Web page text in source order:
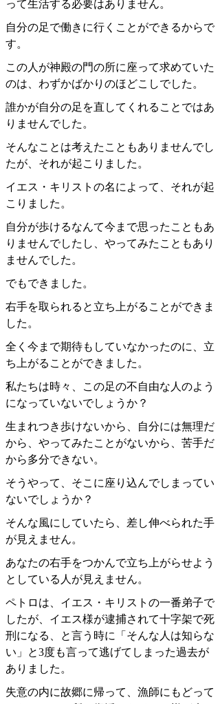
って生活する必要はありません。
自分の足で働きに行くことができるからで
す。
この人が神殿の門の所に座って求めていた
のは、わずかばかりのほどこしでした。
誰かが自分の足を直してくれることではあ
りませんでした。
そんなことは考えたこともありませんでし
たが、それが起こりました。
イエス・キリストの名によって、それが起
こりました。
自分が歩けるなんて今まで思ったこともあ
りませんでしたし、やってみたこともあり
ませんでした。
でもできました。
右手を取られると立ち上がることができま
した。
全く今まで期待もしていなかったのに、立
ち上がることができました。
私たちは時々、この足の不自由な人のよう
になっていないでしょうか？
生まれつき歩けないから、自分には無理だ
から、やってみたことがないから、苦手だ
から多分できない。
そうやって、そこに座り込んでしまってい
ないでしょうか？
そんな風にしていたら、差し伸べられた手
が見えません。
あなたの右手をつかんで立ち上がらせよう
としている人が見えません。
ペトロは、イエス・キリストの一番弟子で
したが、イエス様が逮捕されて十字架で死
刑になる、と言う時に「そんな人は知らな
い」と3度も言って逃げてしまった過去が
ありました。
失意の内に故郷に帰って、漁師にもどって